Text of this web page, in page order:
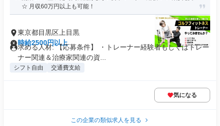
☆ 月収60万円以上も可能！
東京都目黒区上目黒
時給2500円以上
求める人材: 【応募条件】 ・トレーナー経験者もしくはトレー
ナー関連＆治療家関連の資...
シフト自由 交通費支給
気になる
この企業の類似求人を見る